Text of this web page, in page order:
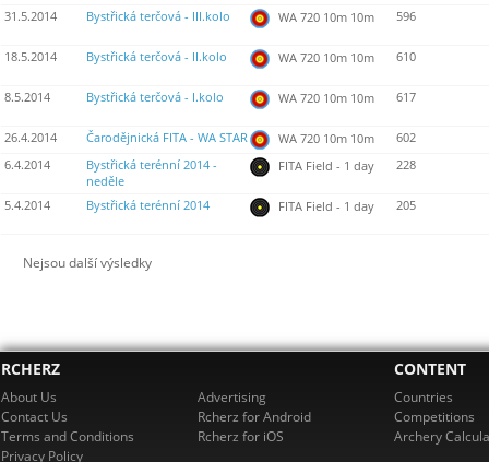
31.5.2014 Bystřická terčová - III.kolo WA 720 10m 10m 596
18.5.2014 Bystřická terčová - II.kolo WA 720 10m 10m 610
8.5.2014 Bystřická terčová - I.kolo WA 720 10m 10m 617
26.4.2014 Čarodějnická FITA - WA STAR WA 720 10m 10m
602
6.4.2014
Bystřická terénní 2014 -
neděle
FITA Field - 1 day 228
5.4.2014 Bystřická terénní 2014 FITA Field - 1 day 205
Nejsou další výsledky
RCHERZ
About Us
Contact Us
Terms and Conditions
Privacy Policy
Advertising
Rcherz for Android
Rcherz for iOS
CONTENT
Countries
Competitions
Archery